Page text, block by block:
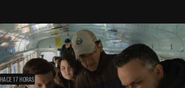
HACE 17 HORAS